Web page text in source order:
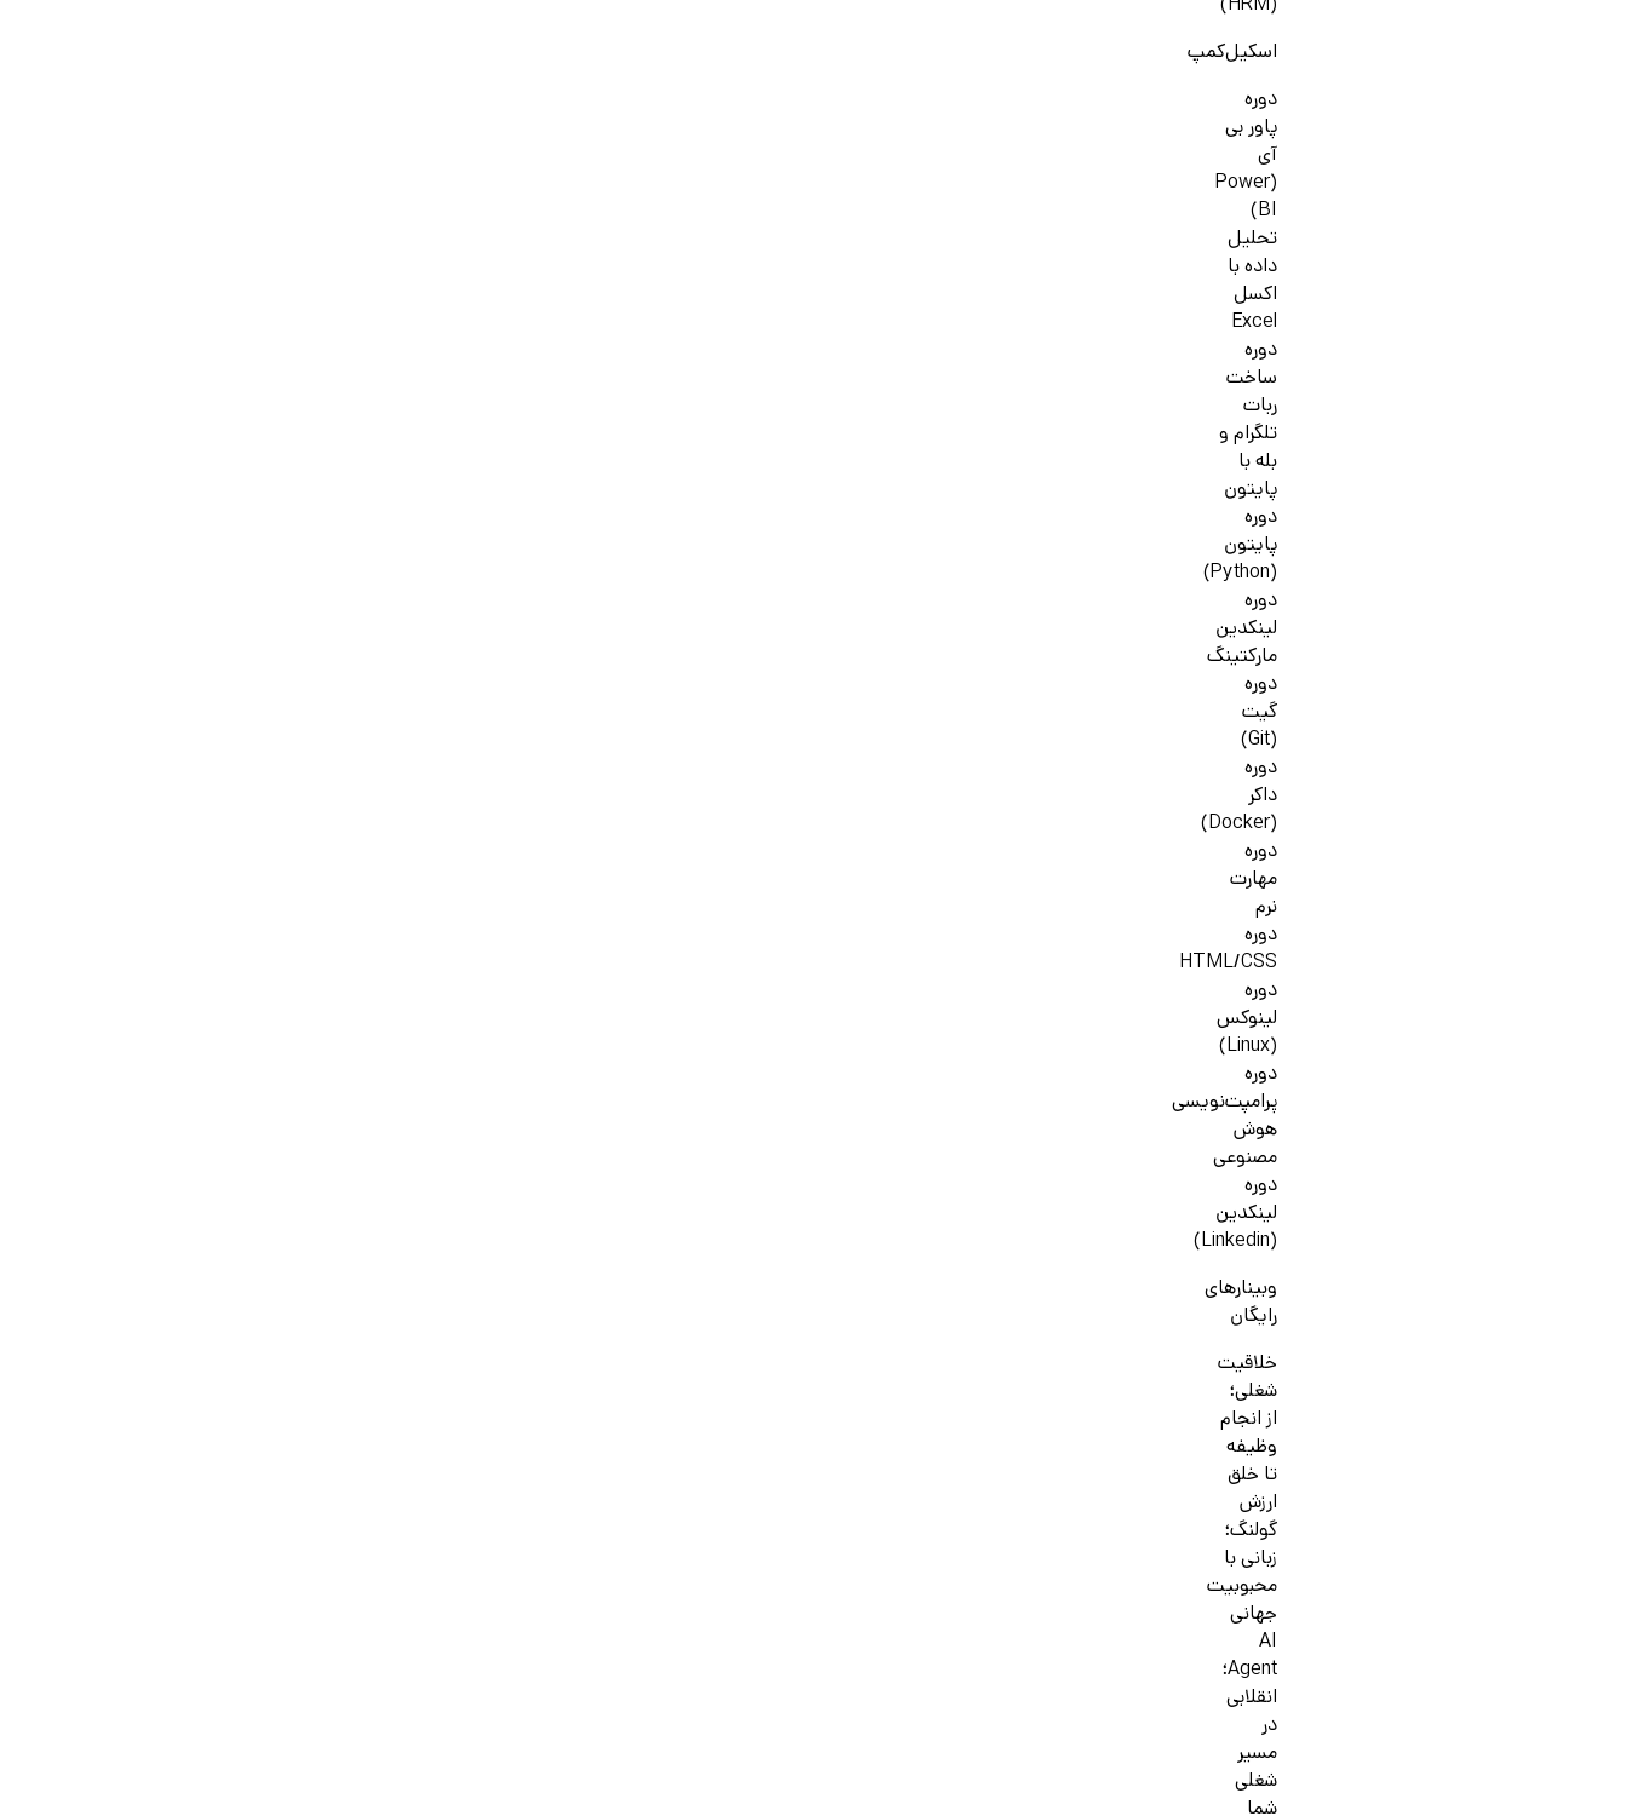
(HRM)
اسکیل‌کمپ
دوره
پاور بی
آی
(Power
BI)
تحلیل
داده با
اکسل
Excel
دوره
ساخت
ربات
تلگرام و
بله با
پایتون
دوره
پایتون
(Python)
دوره
لینکدین
مارکتینگ
دوره
گیت
(Git)
دوره
داکر
(Docker)
دوره
مهارت
نرم
دوره
HTML/CSS
دوره
لینوکس
(Linux)
دوره
پرامپت‌نویسی
هوش
مصنوعی
دوره
لینکدین
(Linkedin)
وبینارهای
رایگان
خلاقیت
شغلی؛
از انجام
وظیفه
تا خلق
ارزش
گولنگ؛
زبانی با
محبوبیت
جهانی
AI
Agent؛
انقلابی
در
مسیر
شغلی